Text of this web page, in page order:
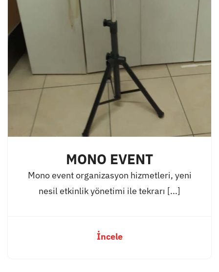
MONO EVENT
Mono event organizasyon hizmetleri, yeni
nesil etkinlik yönetimi ile tekrarı [...]
İncele